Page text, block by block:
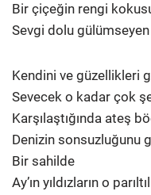
Bir çiçeğin rengi
Sevgi dolu
Kendini ve güzellikleri
Sevecek o kadar çok
Karşılaştığında ateş
Denizin sonsuzluğunu
Bir sahilde
Ay’ın yıldızların o